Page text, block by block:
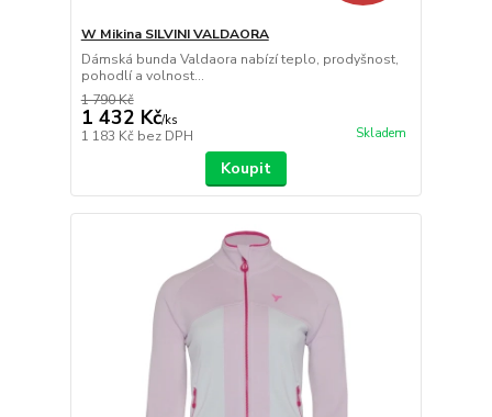
W Mikina SILVINI VALDAORA
Dámská bunda Valdaora nabízí teplo, prodyšnost,
pohodlí a volnost...
1 790 Kč
1 432 Kč/ks
1 183 Kč bez DPH Skladem
Koupit